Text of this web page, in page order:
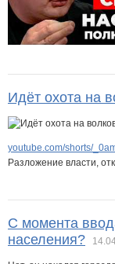
Идёт охота на
youtube.com/shorts/
Разложение власти,
С момента
населения?